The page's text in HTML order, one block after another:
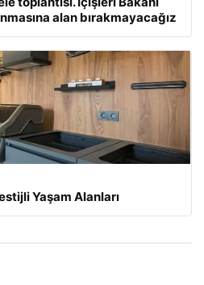
alan bırakmayacağız
Yaşam Alanları